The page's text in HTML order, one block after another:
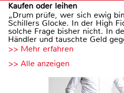
Kaufen oder leihen
„Drum prüfe, wer sich ewig
Schillers Glocke. In der High
solche Frage bisher nicht. In
Händler und tauschte Geld
>> Mehr erfahren
>> Alle anzeigen